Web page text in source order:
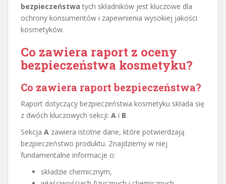
bezpieczeństwa tych składników jest kluczowe dla
ochrony konsumentów i zapewnienia wysokiej jakości
kosmetyków.
Co zawiera raport z oceny
bezpieczeństwa kosmetyku?
Co zawiera raport bezpieczeństwa?
Raport dotyczący bezpieczeństwa kosmetyku składa się
z dwóch kluczowych sekcji: A i B.
Sekcja A zawiera istotne dane, które potwierdzają
bezpieczeństwo produktu. Znajdziemy w niej
fundamentalne informacje o:
składzie chemicznym,